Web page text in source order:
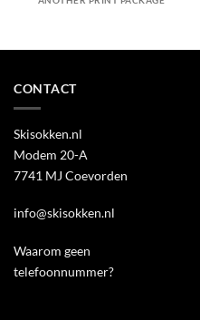
CONTACT
Skisokken.nl
Modem 20-A
7741 MJ Coevorden
info@skisokken.nl
Waarom geen
telefoonnummer?